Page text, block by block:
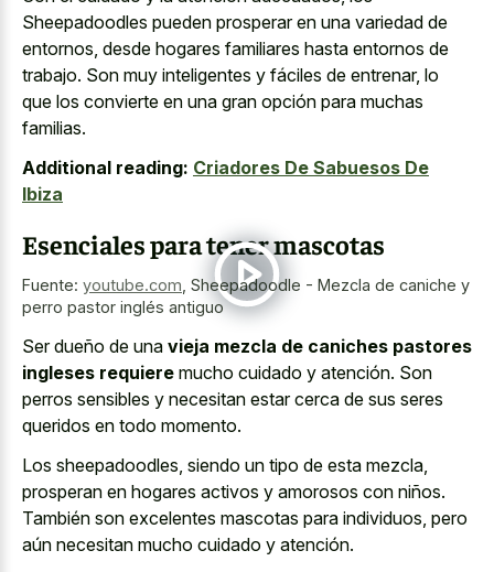
Sheepadoodles pueden prosperar en una variedad de
entornos, desde hogares familiares hasta entornos de
trabajo. Son muy inteligentes y fáciles de entrenar, lo
que los convierte en una gran opción para muchas
familias.
Additional reading: Criadores De Sabuesos De
Ibiza
Esenciales para tener mascotas
Fuente: youtube.com, Sheepadoodle - Mezcla de caniche y
perro pastor inglés antiguo
Ser dueño de una vieja mezcla de caniches pastores
ingleses requiere mucho cuidado y atención. Son
perros sensibles y necesitan estar cerca de sus seres
queridos en todo momento.
Los sheepadoodles, siendo un tipo de esta mezcla,
prosperan en hogares activos y amorosos con niños.
También son excelentes mascotas para individuos, pero
aún necesitan mucho cuidado y atención.